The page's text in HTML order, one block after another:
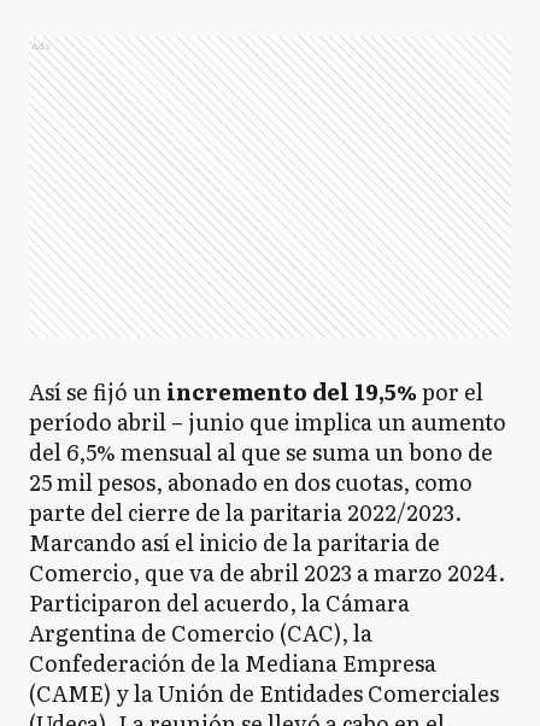
Ads
Así se fijó unincremento del 19,5%por el
período abril – junio que implica un aumento
del 6,5% mensual al que se suma un bono de
25 mil pesos, abonado en dos cuotas, como
parte del cierre de la paritaria 2022/2023.
Marcando así el inicio de la paritaria de
Comercio, que va de abril 2023 a marzo 2024.
Participaron del acuerdo, la Cámara
Argentina de Comercio (CAC), la
Confederación de la Mediana Empresa
(CAME) y la Unión de Entidades Comerciales